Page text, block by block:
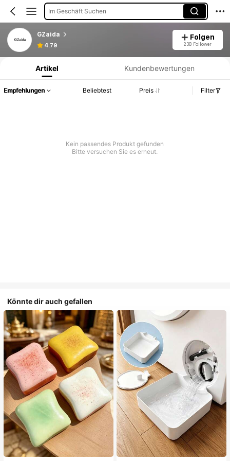
Im Geschäft Suchen
GZaida
4.79
Folgen
238 Follower
Produktinformation: Preisangabe, Verkaufs- und Lagerbestandsdetails.
Artikel Kundenbewertungen
Empfehlungen Beliebtest Preis Filter
Kein passendes Produkt gefunden
Bitte versuchen Sie es erneut.
Könnte dir auch gefallen